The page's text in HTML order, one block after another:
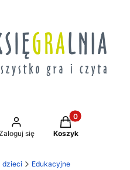
się
Produkty w
Koszyk
dzieci Edukacyjne